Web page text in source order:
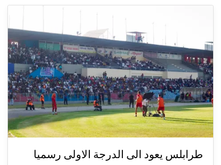
طرابلس يعود الى الدرجة الاولى رسميا